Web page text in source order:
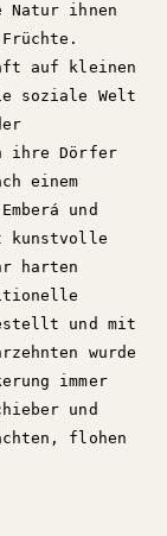
Natur ihnen
auf kleinen
soziale Welt
ihre Dörfer
einem
und
kunstvolle
harten
und mit
wurde
immer
und
flohen